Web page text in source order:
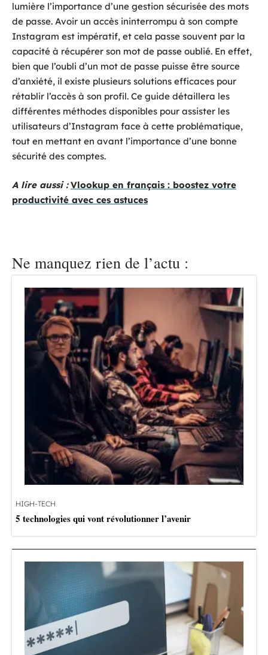
lumière l’importance d’une gestion sécurisée des mots
de passe. Avoir un accès ininterrompu à son compte
Instagram est impératif, et cela passe souvent par la
capacité à récupérer son mot de passe oublié. En effet,
bien que l’oubli d’un mot de passe puisse être source
d’anxiété, il existe plusieurs solutions efficaces pour
rétablir l’accès à son profil. Ce guide détaillera les
différentes méthodes disponibles pour assister les
utilisateurs d’Instagram face à cette problématique,
tout en mettant en avant l’importance d’une bonne
sécurité des comptes.
A lire aussi : Vlookup en français : boostez votre
productivité avec ces astuces
Ne manquez rien de l’actu :
HIGH-TECH
5 technologies qui vont révolutionner l’avenir